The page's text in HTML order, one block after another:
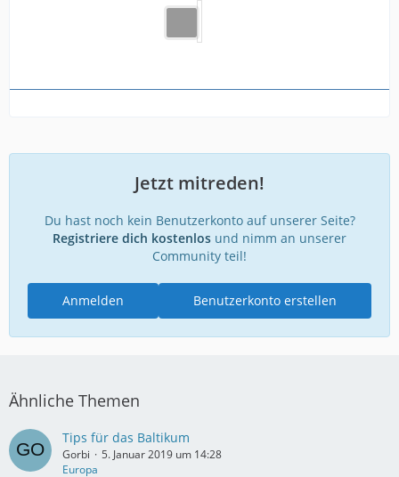
Jetzt mitreden!
Du hast noch kein Benutzerkonto auf unserer Seite?
Registriere dich kostenlos und nimm an unserer
Community teil!
Benutzerkonto erstellen
Anmelden
Ähnliche Themen
Tips für das Baltikum
Gorbi
5. Januar 2019 um 14:28
Europa